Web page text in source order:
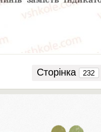
Сторінка